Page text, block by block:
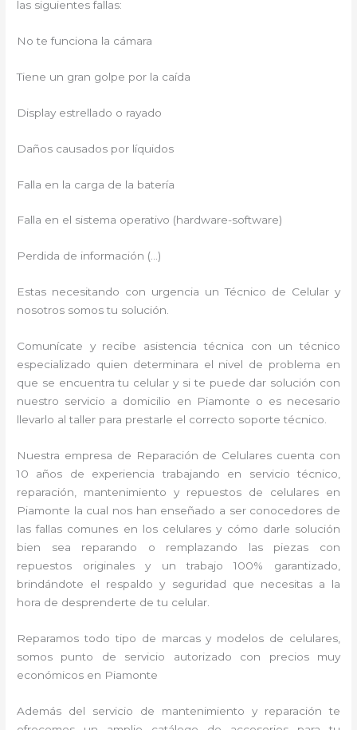
las siguientes fallas:
No te funciona la cámara
Tiene un gran golpe por la caída
Display estrellado o rayado
Daños causados por líquidos
Falla en la carga de la batería
Falla en el sistema operativo (hardware-software)
Perdida de información (…)
Estas necesitando con urgencia un Técnico de Celular y
nosotros somos tu solución.
Comunícate y recibe asistencia técnica con un técnico
especializado quien determinara el nivel de problema en
que se encuentra tu celular y si te puede dar solución con
nuestro servicio a domicilio en Piamonte o es necesario
llevarlo al taller para prestarle el correcto soporte técnico.
Nuestra empresa de Reparación de Celulares cuenta con
10 años de experiencia trabajando en servicio técnico,
reparación, mantenimiento y repuestos de celulares en
Piamonte la cual nos han enseñado a ser conocedores de
las fallas comunes en los celulares y cómo darle solución
bien sea reparando o remplazando las piezas con
repuestos originales y un trabajo 100% garantizado,
brindándote el respaldo y seguridad que necesitas a la
hora de desprenderte de tu celular.
Reparamos todo tipo de marcas y modelos de celulares,
somos punto de servicio autorizado con precios muy
económicos en Piamonte
Además del servicio de mantenimiento y reparación te